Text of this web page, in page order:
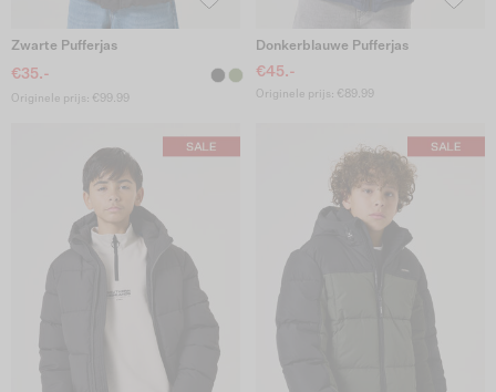
Zwarte Pufferjas
€35.-
Originele prijs: €99.99
Donkerblauwe Pufferjas
€45.-
Originele prijs: €89.99